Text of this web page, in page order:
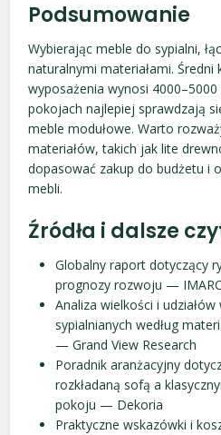
Podsumowanie
Wybierając meble do sypialni,
naturalnymi materiałami.
wyposażenia wynosi 4000–5000
pokojach najlepiej sprawdzają
meble modułowe. Warto
materiałów, takich jak lite
dopasować zakup do budżetu i
mebli.
Źródła i dalsze
Globalny raport dotyczący
prognozy rozwoju —
Analiza wielkości i
sypialnianych według
— Grand View Research
Poradnik aranżacyjny
rozkładaną sofą a
pokoju — Dekoria
Praktyczne wskazówki i